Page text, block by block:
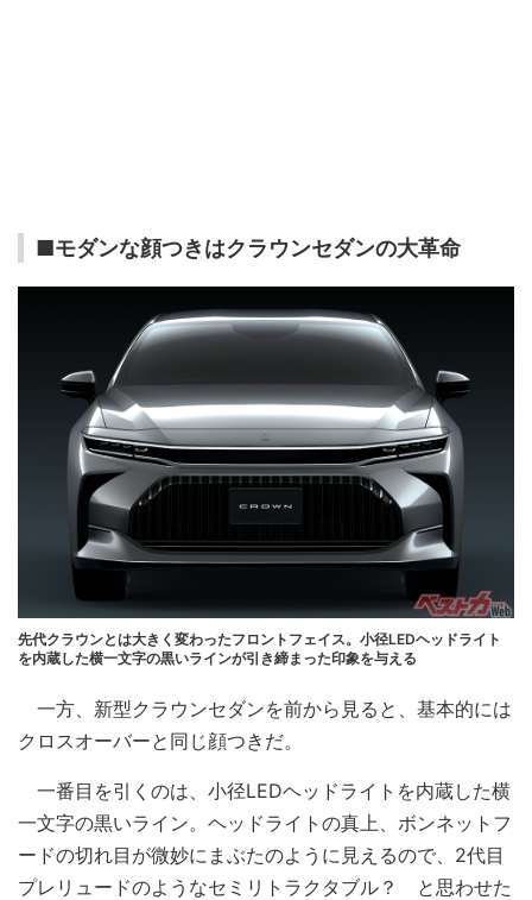
■モダンな顔つきはクラウンセダンの大革命
先代クラウンとは大きく変わったフロントフェイス。小径LEDヘッドライト
を内蔵した横一文字の黒いラインが引き締まった印象を与える
一方、新型クラウンセダンを前から見ると、基本的には
クロスオーバーと同じ顔つきだ。
一番目を引くのは、小径LEDヘッドライトを内蔵した横
一文字の黒いライン。ヘッドライトの真上、ボンネットフ
ードの切れ目が微妙にまぶたのように見えるので、2代目
プレリュードのようなセミリトラクタブル？ と思わせた